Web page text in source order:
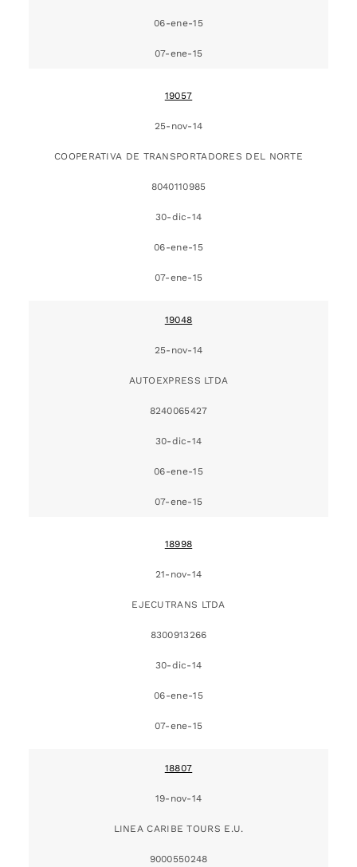
06-ene-15
07-ene-15
19057
25-nov-14
COOPERATIVA DE TRANSPORTADORES DEL NORTE
8040110985
30-dic-14
06-ene-15
07-ene-15
19048
25-nov-14
AUTOEXPRESS LTDA
8240065427
30-dic-14
06-ene-15
07-ene-15
18998
21-nov-14
EJECUTRANS LTDA
8300913266
30-dic-14
06-ene-15
07-ene-15
18807
19-nov-14
LINEA CARIBE TOURS E.U.
9000550248